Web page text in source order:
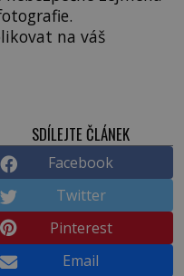
na váš
SDÍLEJTE ČLÁNEK
Facebook
Twitter
Pinterest
Email